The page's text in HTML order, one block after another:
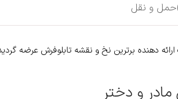
حمل و نقل
دهنده برترین نخ و نقشه تابلوفرش عرضه
و دختر